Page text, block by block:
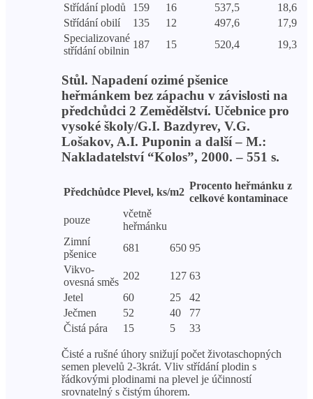
Střídání plodů
159 16 537,5
18,6
Střídání obilí
135 12 497,6
17,9
Specializované
střídání obilnin
187 15 520,4 19,3
Stůl. Napadení ozimé pšenice
heřmánkem bez zápachu v závislosti na
předchůdci 2 Zemědělství. Učebnice pro
vysoké školy/G.I. Bazdyrev, V.G.
Lošakov, A.I. Puponin a další – M.:
Nakladatelství “Kolos”, 2000. – 551 s.
Předchůdce Plevel, ks/m2
Procento heřmánku z
celkové kontaminace
pouze
včetně
heřmánku
Zimní
pšenice
681 650 95
Vikvo-
ovesná směs
202 127 63
Jetel
60 25
42
Ječmen
52 40
77
Čistá pára
15 5 33
Čisté a rušné úhory snižují počet životaschopných
semen plevelů 2-3krát. Vliv střídání plodin s
řádkovými plodinami na plevel je účinností
srovnatelný s čistým úhorem.